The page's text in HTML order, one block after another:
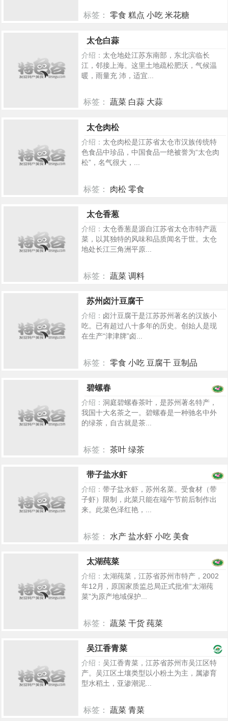
标签： 零食 糕点 小吃 米花糖
太仓白蒜
介绍： 太仓地处江苏东南部，东北滨临长
江，邻接上海。这里土地疏松肥沃，气候温
暖，雨量充 沛，适宜...
标签： 蔬菜 白蒜 大蒜
太仓肉松
介绍： 太仓肉松是江苏省太仓市汉族传统特
色食品中珍品，中国食品一绝被誉为“太仓肉
松”，名气很大，...
标签： 肉松 零食
太仓香葱
介绍： 太仓香葱是源自江苏省太仓市特产蔬
菜，以其独特的风味和品质闻名于世。太仓
地处长江三角洲平原...
标签： 蔬菜 调料
苏州卤汁豆腐干
介绍： 卤汁豆腐干是江苏苏州著名的汉族小
吃。已有超过八十多年的历史。创始人是现
在生产“津津牌”卤...
标签： 零食 小吃 豆腐干 豆制品
碧螺春
介绍： 洞庭碧螺春茶叶，是苏州著名特产，
我国十大名茶之一。碧螺春是一种驰名中外
的绿茶，自古就是茶...
标签： 茶叶 绿茶
带子盐水虾
介绍： 带子盐水虾，苏州名菜。受食材（带
子虾）限制，此菜只能在端午节前后制作出
来。此菜色泽红艳，...
标签： 水产 盐水虾 小吃 美食
太湖莼菜
介绍： 太湖莼菜，江苏省苏州市特产，2002
年12月，原国家质监总局正式批准“太湖莼
菜”为原产地域保护...
标签： 蔬菜 干货 莼菜
吴江香青菜
介绍： 吴江香青菜，江苏省苏州市吴江区特
产。吴江区土壤类型以小粉土为主，属渗育
型水稻土，亚渗潮泥...
标签： 蔬菜 青菜